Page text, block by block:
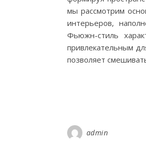
мы рассмотрим
интерьеров,
Фьюжн-стиль
привлекательным
позволяет
admin